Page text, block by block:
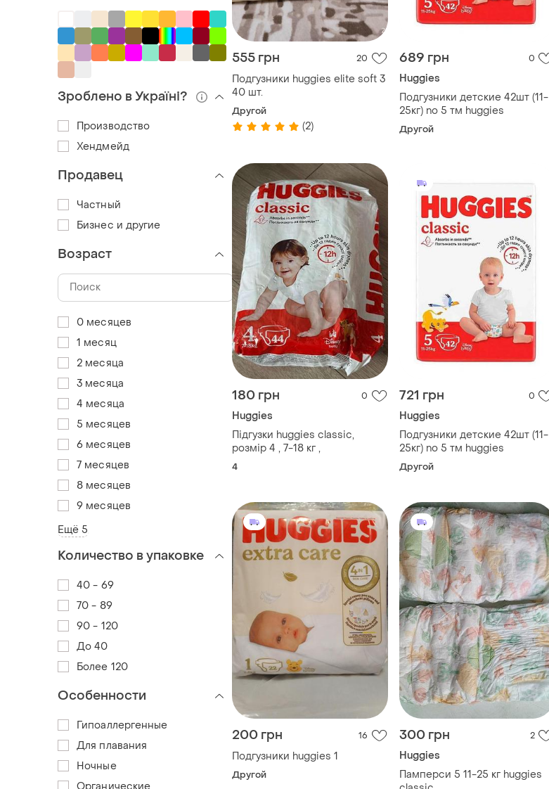
555 грн 20
Подгузники huggies elite soft 3
40 шт.
Другой
(2)
689 грн 0
Huggies
Подгузники детские 42шт (11-
25кг) no 5 тм huggies
Другой
180 грн 0
Huggies
Підгузки huggies classic,
розмір 4 , 7-18 кг ,
4
721 грн 0
Huggies
Подгузники детские 42шт (11-
25кг) no 5 тм huggies
Другой
200 грн 16
Подгузники huggies 1
Другой
300 грн 2
Huggies
Памперси 5 11-25 кг huggies
Зроблено в Україні?
Производство
Хендмейд
Продавец
Частный
Бизнес и другие
Возраст
0 месяцев
1 месяц
2 месяца
3 месяца
4 месяца
5 месяцев
6 месяцев
7 месяцев
8 месяцев
9 месяцев
Ещё 5
Количество в упаковке
40 - 69
70 - 89
90 - 120
До 40
Более 120
Особенности
Гипоаллергенные
Для плавания
Ночные